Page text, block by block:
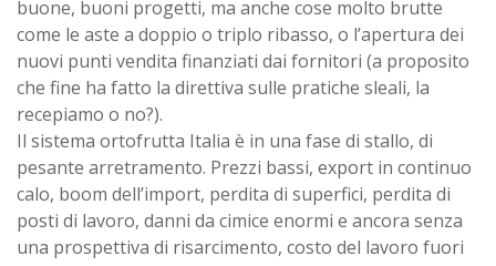
buone, buoni progetti, ma anche cose molto brutte
come le aste a doppio o triplo ribasso, o l’apertura dei
nuovi punti vendita finanziati dai fornitori (a proposito
che fine ha fatto la direttiva sulle pratiche sleali, la
recepiamo o no?).
Il sistema ortofrutta Italia è in una fase di stallo, di
pesante arretramento. Prezzi bassi, export in continuo
calo, boom dell’import, perdita di superfici, perdita di
posti di lavoro, danni da cimice enormi e ancora senza
una prospettiva di risarcimento, costo del lavoro fuori